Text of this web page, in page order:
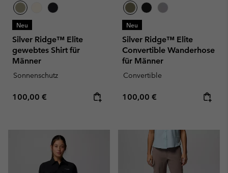
Neu
Silver Ridge™ Elite
gewebtes Shirt für
Männer
Sonnenschutz
Regular price:
100,00 €
Neu
Silver Ridge™ Elite
Convertible Wanderhose
für Männer
Convertible
Regular price:
100,00 €